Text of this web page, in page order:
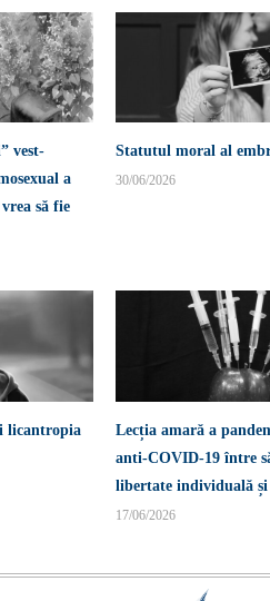
vest-
a
să fie
Statutul moral al
30/06/2026
licantropia
Lecția amară a
anti-COVID-19 între
libertate individuală și
17/06/2026